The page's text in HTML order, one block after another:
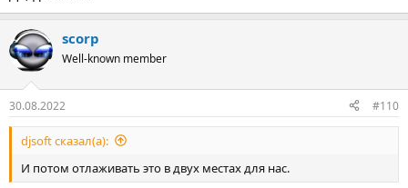
scorp
Well-known member
30.08.2022 #110
djsoft сказал(а):
И потом отлаживать это в двух местах для нас.